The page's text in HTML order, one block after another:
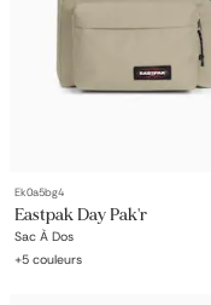
Ek0a5bg4
Eastpak Day Pak'r
Sac À Dos
+5 couleurs